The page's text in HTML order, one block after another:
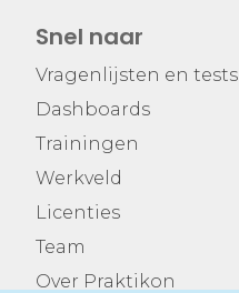
Snel naar
Vragenlijsten en tests
Dashboards
Trainingen
Werkveld
Licenties
Team
Over Praktikon